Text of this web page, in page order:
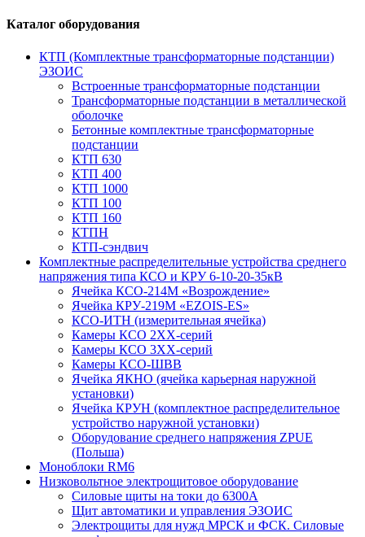
Каталог оборудования
КТП (Комплектные трансформаторные подстанции)
ЭЗОИС
Встроенные трансформаторные подстанции
Трансформаторные подстанции в металлической
оболочке
Бетонные комплектные трансформаторные
подстанции
КТП 630
КТП 400
КТП 1000
КТП 100
КТП 160
КТПН
КТП-сэндвич
Комплектные распределительные устройства среднего
напряжения типа КСО и КРУ 6-10-20-35кВ
Ячейка КСО-214М «Возрождение»
Ячейка КРУ-219М «EZOIS-ES»
КСО-ИТН (измерительная ячейка)
Камеры КСО 2ХХ-серий
Камеры КСО 3ХХ-серий
Камеры КСО-ШВВ
Ячейка ЯКНО (ячейка карьерная наружной
установки)
Ячейка КРУН (комплектное распределительное
устройство наружной установки)
Оборудование среднего напряжения ZPUE
(Польша)
Моноблоки RM6
Низковольтное электрощитовое оборудование
Силовые щиты на токи до 6300А
Щит автоматики и управления ЭЗОИС
Электрощиты для нужд МРСК и ФСК. Силовые